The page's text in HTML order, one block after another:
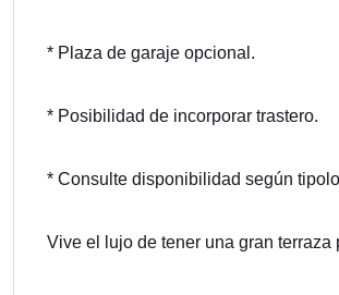
* Plaza de garaje opcional.
* Posibilidad de incorporar trastero.
* Consulte disponibilidad según
Vive el lujo de tener una gran terraza